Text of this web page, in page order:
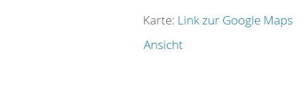
Karte: Link zur Google Maps
Ansicht